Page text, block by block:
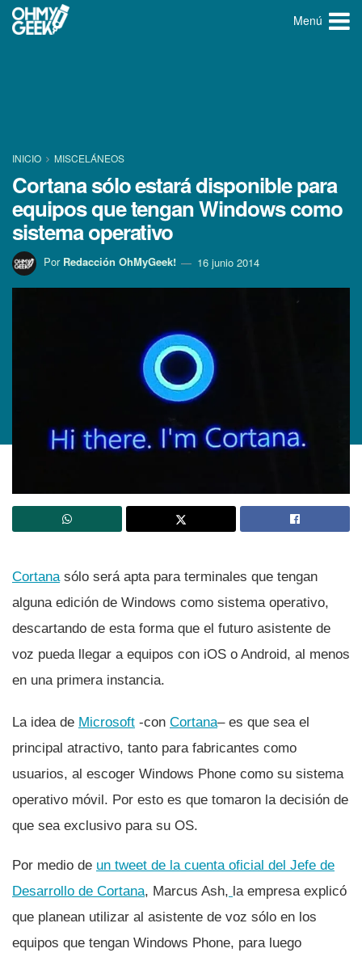
Menú
INICIO MISCELÁNEOS
Cortana sólo estará disponible para
equipos que tengan Windows como
sistema operativo
Por Redacción OhMyGeek! 16 junio 2014
Cortanasólo será apta para terminales que tengan
alguna edición de Windows como sistema operativo,
descartando de esta forma que el futuro asistente de
voz pueda llegar a equipos con iOS o Android, al menos
en una primera instancia.
La idea de Microsoft -con Cortana– es que sea el
principal atractivo, tanto para fabricantes como
usuarios, al escoger Windows Phone como su sistema
operativo móvil. Por esto es que tomaron la decisión de
que sea exclusivo para su OS.
Por medio de un tweet de la cuenta oficial del Jefe de
Desarrollo de Cortana, Marcus Ash, la empresa explicó
que planean utilizar al asistente de voz sólo en los
equipos que tengan Windows Phone, para luego